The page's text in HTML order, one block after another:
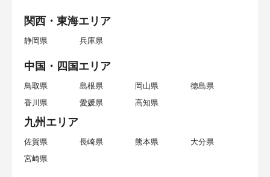
関西・東海エリア
静岡県 兵庫県
中国・四国エリア
鳥取県 島根県 岡山県
徳島県
香川県
愛媛県 高知県
九州エリア
佐賀県 長崎県 熊本県
大分県
宮崎県